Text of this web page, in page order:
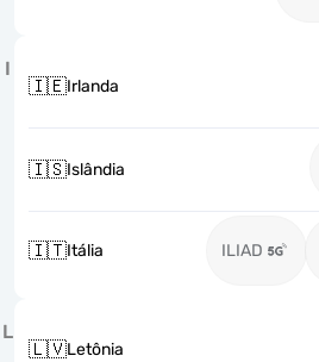
I
🇮🇪Irlanda
🇮🇸Islândia
🇮🇹Itália ILIAD
L
🇱🇻Letônia